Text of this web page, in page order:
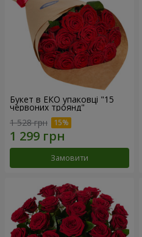
Букет в ЕКО упаковці "15
червоних троянд"
1 528 грн
Замовити